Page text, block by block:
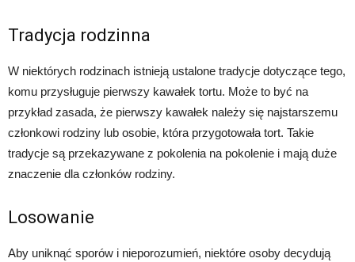
Tradycja rodzinna
W niektórych rodzinach istnieją ustalone tradycje dotyczące tego,
komu przysługuje pierwszy kawałek tortu. Może to być na
przykład zasada, że pierwszy kawałek należy się najstarszemu
członkowi rodziny lub osobie, która przygotowała tort. Takie
tradycje są przekazywane z pokolenia na pokolenie i mają duże
znaczenie dla członków rodziny.
Losowanie
Aby uniknąć sporów i nieporozumień, niektóre osoby decydują